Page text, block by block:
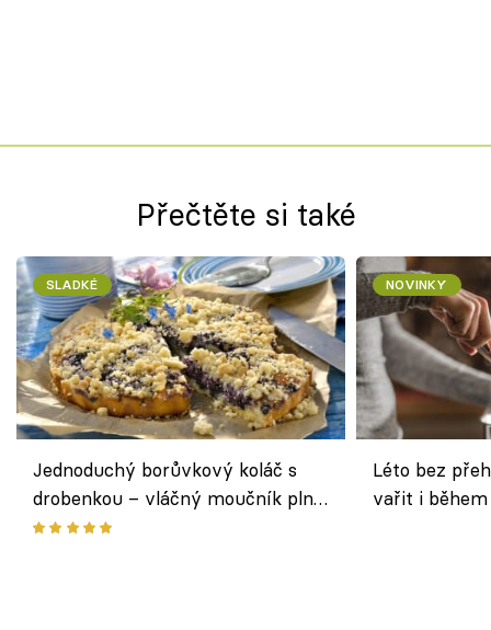
Přečtěte si také
SLADKÉ
Jednoduchý borůvkový koláč s
drobenkou – vláčný moučník plný
ovoce
NOVINKY
Léto bez
vařit i